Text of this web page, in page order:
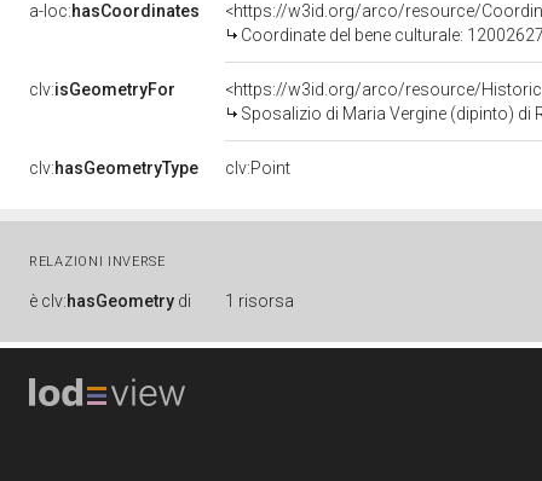
a-loc:hasCoordinates
<https://w3id.org/arco/resource/
Coordinate del bene culturale:
clv:isGeometryFor
<https://w3id.org/arco/resource/
Sposalizio di Maria Vergine (dipinto) di
clv:hasGeometryType clv:Point
RELAZIONI INVERSE
è clv:hasGeometry di 1 risorsa